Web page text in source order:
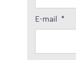
E-mail *